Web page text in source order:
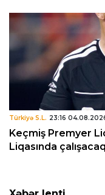
Türkiyə S.L. 23:16
Keçmiş Premyer
Liqasında çalışacaq